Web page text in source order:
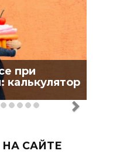
при
калькулятор
НА САЙТЕ